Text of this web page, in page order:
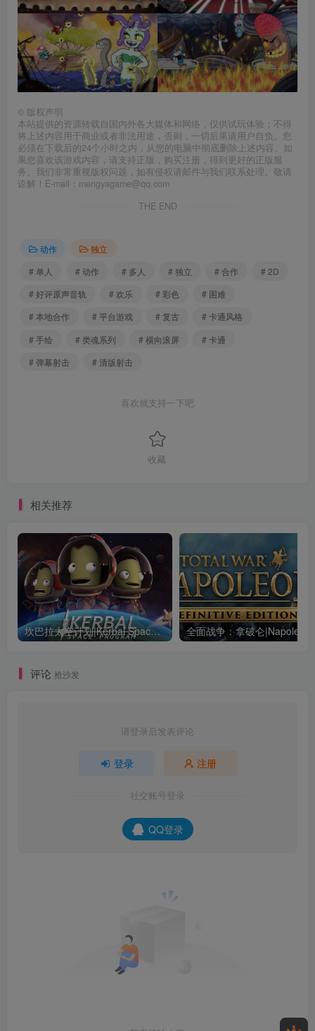
© 版权声明
本站提供的资源转载自国内外各大媒体和网络，仅供试玩体验；不得
将上述内容用于商业或者非法用途，否则，一切后果请用户自负。您
必须在下载后的24个小时之内，从您的电脑中彻底删除上述内容。如
果您喜欢该游戏内容，请支持正版，购买注册，得到更好的正版服
务。我们非常重视版权问题，如有侵权请邮件与我们联系处理。敬请
谅解！E-mail：mengyagame@qq.com
THE END
动作
独立
# 单人
# 动作 # 多人 # 独立 # 合作
# 2D
# 好评原声音轨
# 欢乐 # 彩色
# 困难
# 本地合作
# 平台游戏 # 复古
# 卡通风格
# 手绘
# 类魂系列 # 横向滚屏
# 卡通
# 弹幕射击
# 清版射击
喜欢就支持一下吧
收藏
相关推荐
坎巴拉太空计划|Kerbal Space Program|1.12.5.3190|整合全DLC
评论 抢沙发
请登录后发表评论
登录 注册
社交账号登录
QQ登录